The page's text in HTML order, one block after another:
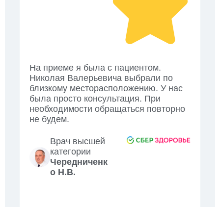
На приеме я была с пациентом.
Николая Валерьевича выбрали по
близкому месторасположению. У нас
была просто консультация. При
необходимости обращаться повторно
не будем.
Врач высшей
категории
Чередниченк
о Н.В.